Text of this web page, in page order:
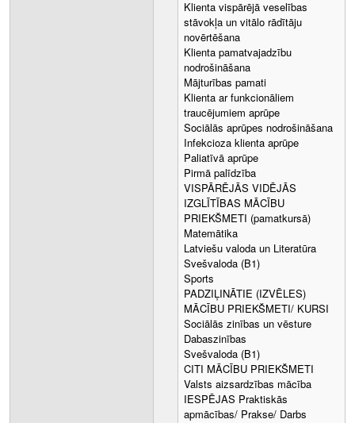
Klienta vispārējā veselības
stāvokļa un vitālo rādītāju
novērtēšana
Klienta pamatvajadzību
nodrošināšana
Mājturības pamati
Klienta ar funkcionāliem
traucējumiem aprūpe
Sociālās aprūpes nodrošināšana
Infekcioza klienta aprūpe
Paliatīvā aprūpe
Pirmā palīdzība
VISPĀRĒJĀS VIDĒJĀS
IZGLĪTĪBAS MĀCĪBU
PRIEKŠMETI (pamatkursā)
Matemātika
Latviešu valoda un Literatūra
Svešvaloda (B1)
Sports
PADZIĻINĀTIE (IZVĒLES)
MĀCĪBU PRIEKŠMETI/ KURSI
Sociālās zinības un vēsture
Dabaszinības
Svešvaloda (B1)
CITI MĀCĪBU PRIEKŠMETI
Valsts aizsardzības mācība
IESPĒJAS Praktiskās
apmācības/ Prakse/ Darbs